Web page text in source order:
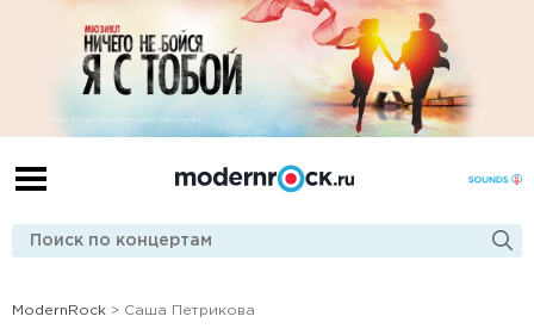
ModernRock > Саша Петрикова